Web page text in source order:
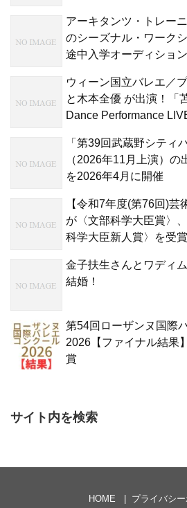
アーキタンツ・トレー
のシーズナル・ワーク
途中入学オーディショ
ウィーン国立バレエ／
と木本全優 が出演！「
Dance Performance
「第39回武蔵野シティ
（2026年11月上演）
を2026年4月に開催
【令和7年度(第76回)
が〈文部科学大臣賞〉
科学大臣新人賞〉を受賞
金子扶生さんとワディ
結婚！
第54回ローザンヌ国際
2026【ファイナル結果
賞
サイト内を検索
HOME プライバシ